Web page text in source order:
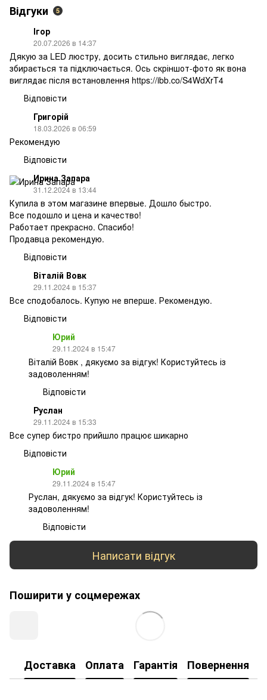
Відгуки 5
Ігор
20.07.2026 в 14:37
Дякую за LED люстру, досить стильно виглядає, легко
збирається та підключається. Ось скріншот-фото як вона
виглядає після встановлення https://ibb.co/S4WdXrT4
Відповісти
Григорій
18.03.2026 в 06:59
Рекомендую
Відповісти
Ирина Запара
31.12.2024 в 13:44
Купила в этом магазине впервые. Дошло быстро.
Все подошло и цена и качество!
Работает прекрасно. Спасибо!
Продавца рекомендую.
Відповісти
Віталій Вовк
29.11.2024 в 15:37
Все сподобалось. Купую не вперше. Рекомендую.
Відповісти
Юрий
29.11.2024 в 15:47
Віталій Вовк , дякуємо за відгук! Користуйтесь із
задоволенням!
Відповісти
Руслан
29.11.2024 в 15:33
Все супер бистро прийшло працює шикарно
Відповісти
Юрий
29.11.2024 в 15:47
Руслан, дякуємо за відгук! Користуйтесь із
задоволенням!
Відповісти
Написати відгук
Поширити у соцмережах
Доставка Оплата Гарантія Повернення